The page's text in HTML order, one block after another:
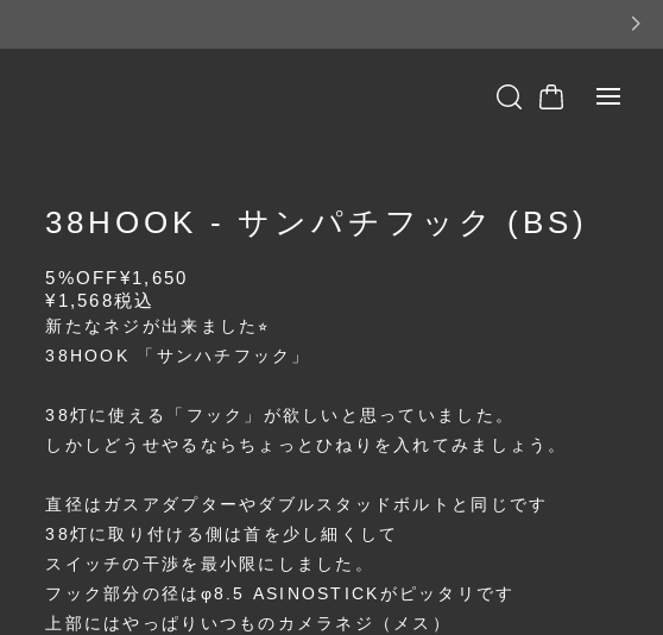
38HOOK - サンパチフック (BS)
5%OFF¥1,650
¥1,568税込
新たなネジが出来ました⭐︎
38HOOK 「サンハチフック」
38灯に使える「フック」が欲しいと思っていました。
しかしどうせやるならちょっとひねりを入れてみましょう。
直径はガスアダプターやダブルスタッドボルトと同じです
38灯に取り付ける側は首を少し細くして
スイッチの干渉を最小限にしました。
フック部分の径はφ8.5 ASINOSTICKがピッタリです
上部にはやっぱりいつものカメラネジ（メス）